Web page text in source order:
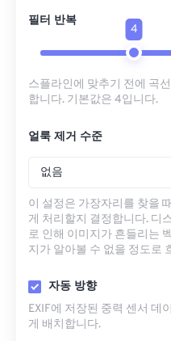
필터 반복
4
스플라인에 맞추기 전에 곡
합니다. 기본값은 4입니다.
얼룩 제거 수준
없음
이 설정은 가장자리를 찾을
게 처리할지 결정합니다. 디
로 인해 이미지가 흔들리는
지가 알아볼 수 없을 정도로
자동 방향
EXIF에 저장된 중력 센서 데
게 배치합니다.